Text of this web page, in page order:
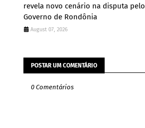
revela novo cenário na disputa pelo
Governo de Rondônia
August 07, 2026
POSTAR UM COMENTÁRIO
0 Comentários